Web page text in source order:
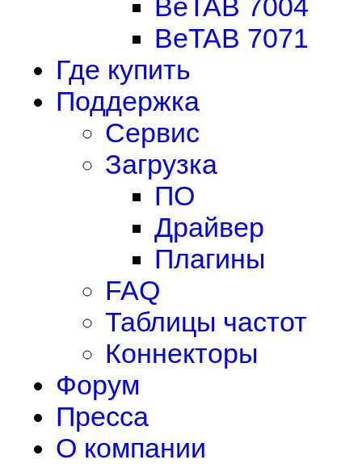
BeTAB 7004
BeTAB 7071
Где купить
Поддержка
Сервис
Загрузка
ПО
Драйвер
Плагины
FAQ
Таблицы частот
Коннекторы
Форум
Пресса
О компании